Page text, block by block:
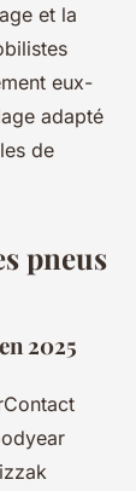
et la
eux-
adapté
de
pneus
2025